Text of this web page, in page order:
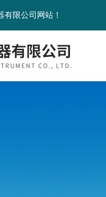
限公司网站！